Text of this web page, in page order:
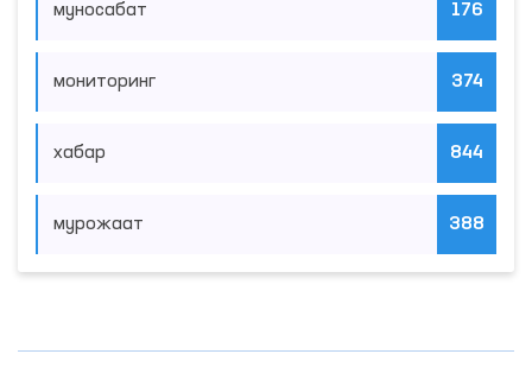
муносабат 176
мониторинг 374
хабар 844
мурожаат 388